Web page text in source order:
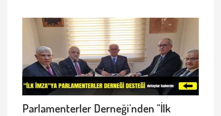
Parlamenterler Derneği'nden "İlk